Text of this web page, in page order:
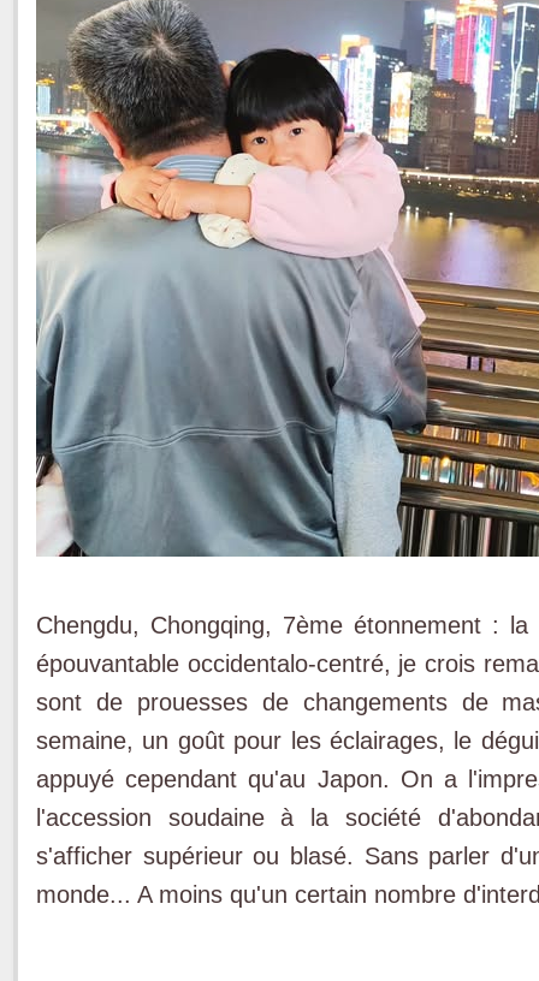
Chengdu, Chongqing, 7ème étonnement :
épouvantable occidentalo-centré, je crois
sont de prouesses de changements de
semaine, un goût pour les éclairages, le
appuyé cependant qu'au Japon. On a
l'accession soudaine à la société
s'afficher supérieur ou blasé. Sans parler
monde... A moins qu'un certain nombre